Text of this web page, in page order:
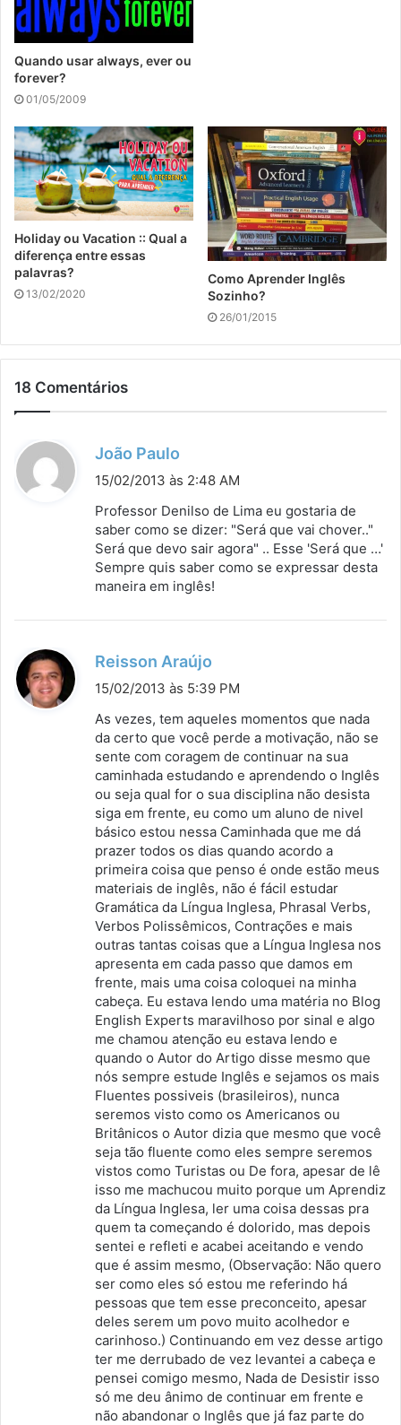
Quando usar always, ever ou
forever?
01/05/2009
Holiday ou Vacation :: Qual a
diferença entre essas
palavras?
13/02/2020
Como Aprender Inglês
Sozinho?
26/01/2015
18 Comentários
João Paulo
i
s
e
:
15/02/2013 às 2:48 AM
Professor Denilso de Lima eu gostaria de
saber como se dizer: "Será que vai chover.."
Será que devo sair agora" .. Esse 'Será que …'
Sempre quis saber como se expressar desta
maneira em inglês!
Reisson Araújo
i
s
e
:
15/02/2013 às 5:39 PM
As vezes, tem aqueles momentos que nada
da certo que você perde a motivação, não se
sente com coragem de continuar na sua
caminhada estudando e aprendendo o Inglês
ou seja qual for o sua disciplina não desista
siga em frente, eu como um aluno de nivel
básico estou nessa Caminhada que me dá
prazer todos os dias quando acordo a
primeira coisa que penso é onde estão meus
materiais de inglês, não é fácil estudar
Gramática da Língua Inglesa, Phrasal Verbs,
Verbos Polissêmicos, Contrações e mais
outras tantas coisas que a Língua Inglesa nos
apresenta em cada passo que damos em
frente, mais uma coisa coloquei na minha
cabeça. Eu estava lendo uma matéria no Blog
English Experts maravilhoso por sinal e algo
me chamou atenção eu estava lendo e
quando o Autor do Artigo disse mesmo que
nós sempre estude Inglês e sejamos os mais
Fluentes possiveis (brasileiros), nunca
seremos visto como os Americanos ou
Britânicos o Autor dizia que mesmo que você
seja tão fluente como eles sempre seremos
vistos como Turistas ou De fora, apesar de lê
isso me machucou muito porque um Aprendiz
da Língua Inglesa, ler uma coisa dessas pra
quem ta começando é dolorido, mas depois
sentei e refleti e acabei aceitando e vendo
que é assim mesmo, (Observação: Não quero
ser como eles só estou me referindo há
pessoas que tem esse preconceito, apesar
deles serem um povo muito acolhedor e
carinhoso.) Continuando em vez desse artigo
ter me derrubado de vez levantei a cabeça e
pensei comigo mesmo, Nada de Desistir isso
só me deu ânimo de continuar em frente e
não abandonar o Inglês que já faz parte do